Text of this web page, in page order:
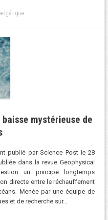
.
mystérieuse de
publié par Science Post le 28
dans la revue Geophysical
un principe longtemps
directe entre le réchauffement
Menée par une équipe de
et de recherche sur…